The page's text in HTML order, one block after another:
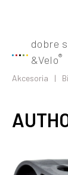
dobre
&Velo®
Akcesoria